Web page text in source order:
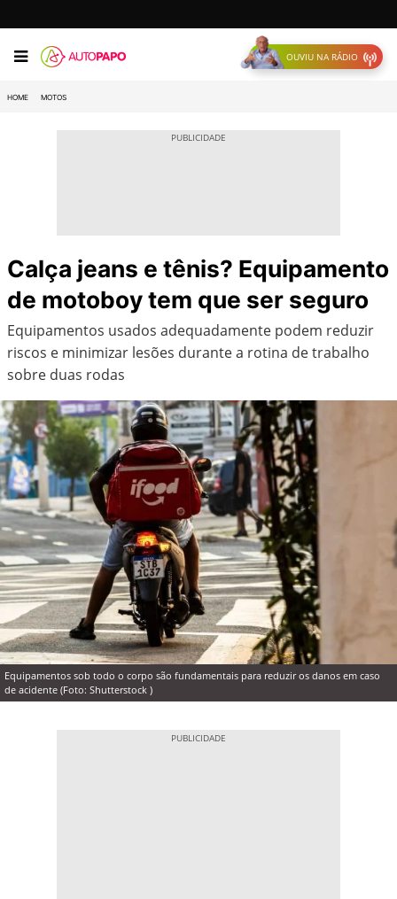
OUVIU NA RÁDIO
HOME MOTOS
Calça jeans e tênis? Equipamento
de motoboy tem que ser seguro
Equipamentos usados adequadamente podem reduzir
riscos e minimizar lesões durante a rotina de trabalho
sobre duas rodas
Equipamentos sob todo o corpo são fundamentais para reduzir os danos em caso
de acidente (Foto: Shutterstock )